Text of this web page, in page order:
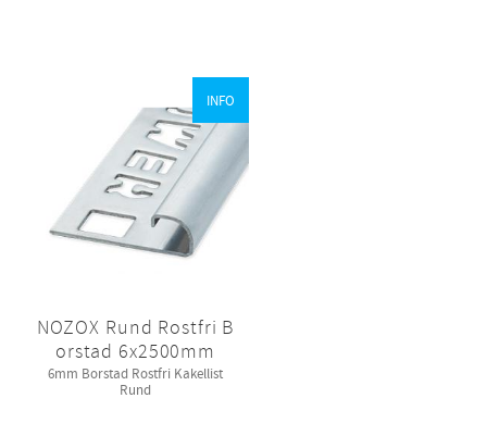
NOZOX Rund Rostfri B
orstad 6x2500mm
6mm Borstad Rostfri Kakellist
Rund
INFO